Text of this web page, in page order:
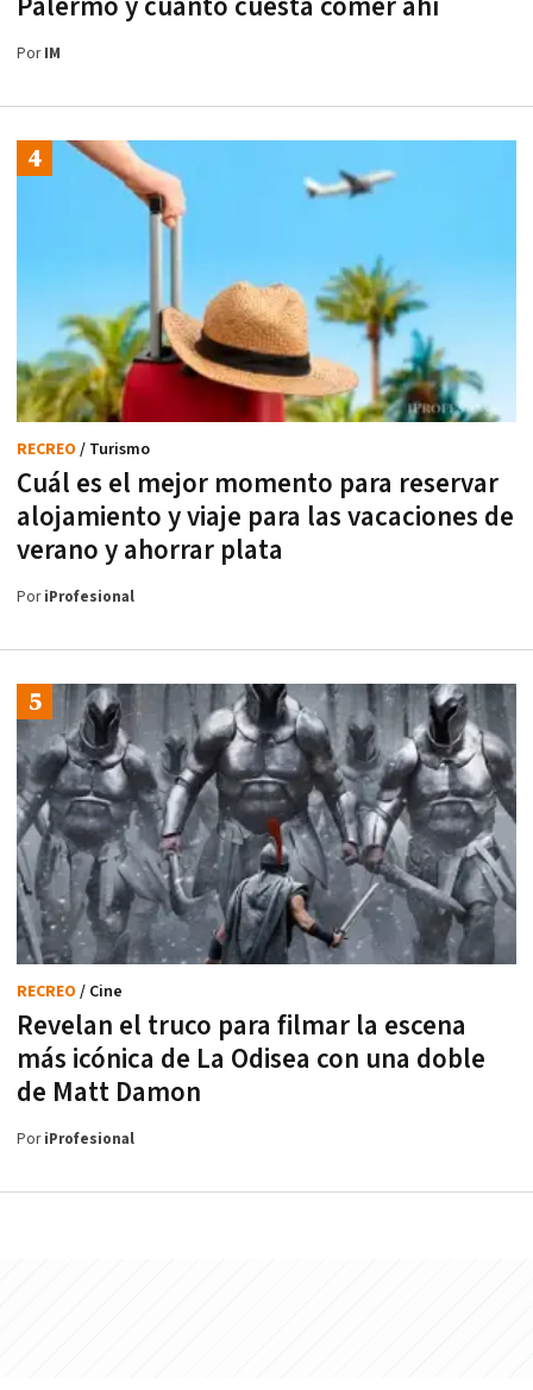
Palermo y cuánto cuesta comer ahí
PorIM
Cuál es el mejor momento para reservar
alojamiento y viaje para las vacaciones de
verano y ahorrar plata
RECREO / Turismo
PoriProfesional
Revelan el truco para filmar la escena
más icónica de La Odisea con una doble
de Matt Damon
RECREO / Cine
PoriProfesional